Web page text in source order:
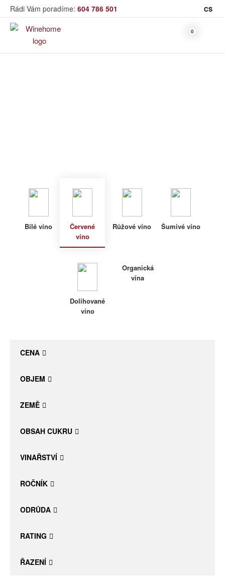
Rádi Vám poradíme: 604 786 501 CS
víno
vína
Specialní vína
Degustační sety
Daniel Pesat Wine
Bílé víno
Červené
víno
Růžové víno Šumivé víno
Dolihované
víno
Organická
vína
CENA
OBJEM
ZEMĚ
OBSAH CUKRU
VINAŘSTVÍ
ROČNÍK
ODRŮDA
RATING
ŘAZENÍ